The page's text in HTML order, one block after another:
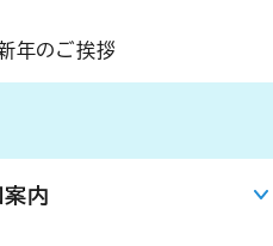
年のご挨拶
案内